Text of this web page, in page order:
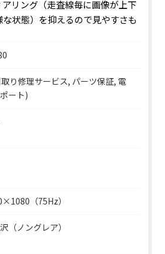
アリング（走査線毎に画像が上下
状態）を抑えるので見やすさも
り修理サービス, パーツ保証, 電
ート)
（75Hz）
（ノングレア）